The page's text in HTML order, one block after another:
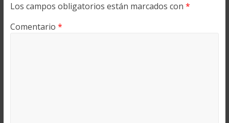
Los campos obligatorios están marcados con *
Comentario *